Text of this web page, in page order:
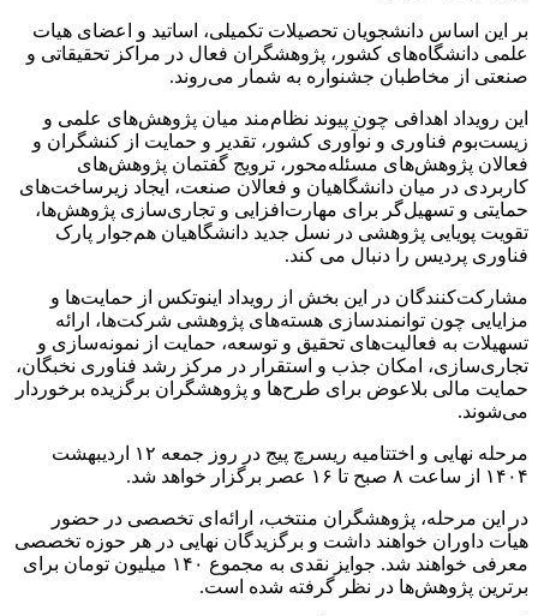
بر این اساس دانشجویان تحصیلات تکمیلی، اساتید و اعضای هیات
علمی دانشگاه‌های کشور، پژوهشگران فعال در مراکز تحقیقاتی و
صنعتی از مخاطبان جشنواره به شمار می‌روند.
این رویداد اهدافی چون پیوند نظام‌مند میان پژوهش‌های علمی و
زیست‌بوم فناوری و نوآوری کشور، تقدیر و حمایت از کنشگران و
فعالان پژوهش‌های مسئله‌محور، ترویج گفتمان پژوهش‌های
کاربردی در میان دانشگاهیان و فعالان صنعت، ایجاد زیرساخت‌های
حمایتی و تسهیل‌گر برای مهارت‌افزایی و تجاری‌سازی پژوهش‌ها،
تقویت پویایی پژوهشی در نسل جدید دانشگاهیان هم‌جوار پارک
فناوری پردیس را دنبال می کند.
مشارکت‌کنندگان در این بخش از رویداد اینوتکس از حمایت‌ها و
مزایایی چون توانمندسازی هسته‌های پژوهشی شرکت‌ها، ارائه
تسهیلات به فعالیت‌های تحقیق و توسعه، حمایت از نمونه‌سازی و
تجاری‌سازی، امکان جذب و استقرار در مرکز رشد فناوری نخبگان،
حمایت مالی بلاعوض برای طرح‌ها و پژوهشگران برگزیده برخوردار
می‌شوند.
مرحله نهایی و اختتامیه ریسرچ پیج در روز جمعه ۱۲ اردیبهشت
۱۴۰۴ از ساعت ۸ صبح تا ۱۶ عصر برگزار خواهد شد.
در این مرحله، پژوهشگران منتخب، ارائه‌ای تخصصی در حضور
هیأت داوران خواهند داشت و برگزیدگان نهایی در هر حوزه تخصصی
معرفی خواهند شد. جوایز نقدی به مجموع ۱۴۰ میلیون تومان برای
برترین پژوهش‌ها در نظر گرفته شده است.